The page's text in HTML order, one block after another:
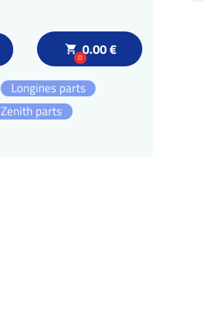
local_grocery_store
00.00 €
Zenith parts
Longines parts